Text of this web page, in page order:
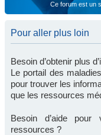
Ce forum est un
Pour aller plus loin
Besoin d’obtenir plus
Le portail des
pour trouver les
que les ressources
Besoin d’aide
ressources ?